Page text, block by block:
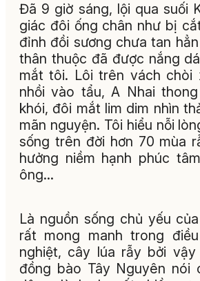
Đã 9 giờ sáng, lội qua suối
giác đôi ống chân như bị
đỉnh đồi sương chưa tan
thân thuộc đã được nắng
mắt tôi. Lôi trên vách chòi
nhồi vào tẩu, A Nhai
khói, đôi mắt lim dim nhìn
mãn nguyện. Tôi hiểu nỗi
sống trên đời hơn 70 mùa
hưởng niềm hạnh phúc
ông…
Là nguồn sống chủ yếu
rất mong manh trong
nghiệt, cây lúa rẫy bởi
đồng bào Tây Nguyên nói